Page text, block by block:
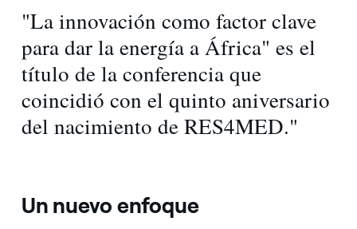
"La innovación como factor clave
para dar la energía a África" es el
título de la conferencia que
coincidió con el quinto aniversario
del nacimiento de RES4MED."
Un nuevo enfoque